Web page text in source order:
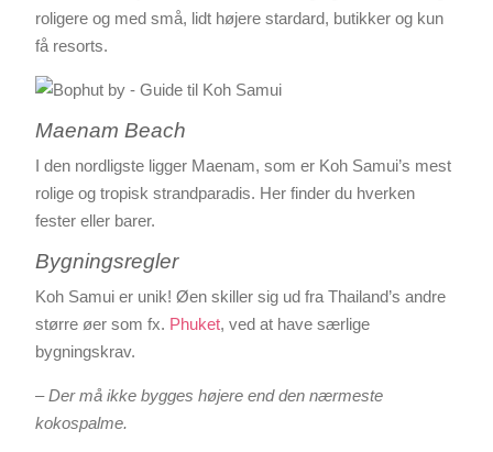
roligere og med små, lidt højere stardard, butikker og kun
få resorts.
Maenam Beach
I den nordligste ligger Maenam, som er Koh Samui’s mest
rolige og tropisk strandparadis. Her finder du hverken
fester eller barer.
Bygningsregler
Koh Samui er unik! Øen skiller sig ud fra Thailand’s andre
større øer som fx. Phuket, ved at have særlige
bygningskrav.
– Der må ikke bygges højere end den nærmeste
kokospalme.